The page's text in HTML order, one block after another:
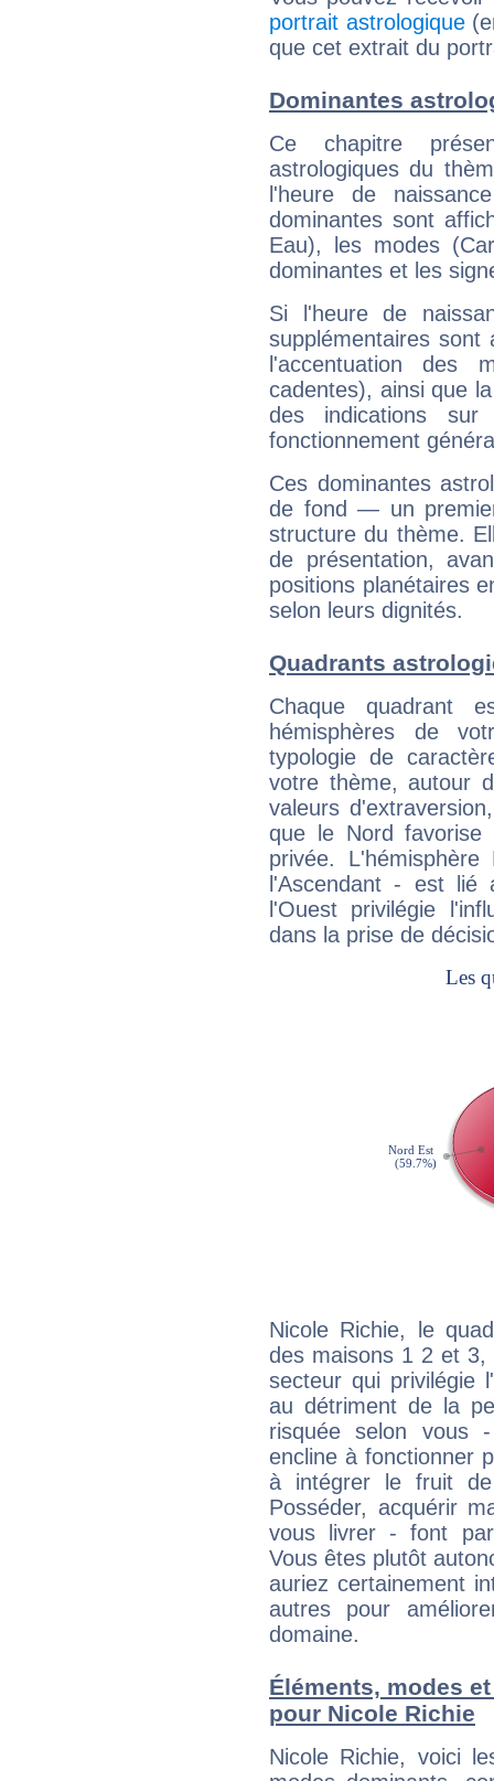
portrait astrologique
que cet extrait du
Dominantes
Ce chapitre
astrologiques du
l'heure de
dominantes sont
Eau), les modes
dominantes et les
Si l'heure de
supplémentaires sont
l'accentuation des
cadentes), ainsi que
des indications sur
fonctionnement
Ces dominantes
de fond — un
structure du thème.
de présentation,
positions planétaires
selon leurs dignités.
Quadrants
Chaque quadrant
hémisphères de
typologie de
votre thème, autour
valeurs
que le Nord favorise
privée.
l'Ascendant - est
l'Ouest privilégie
dans la prise de
Nicole Richie, le
des maisons 1 2 et
secteur qui privilégie
au détriment de la
risquée selon vous
encline à fonctionner
à intégrer le fruit
Posséder, acquérir
vous livrer - font
Vous êtes plutôt
auriez certainement
autres pour
domaine.
Éléments, modes
pour Nicole Richie
Nicole Richie, voici